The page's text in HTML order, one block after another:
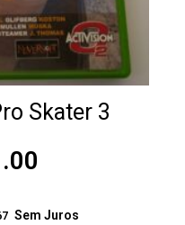
Skater 3
Sem Juros